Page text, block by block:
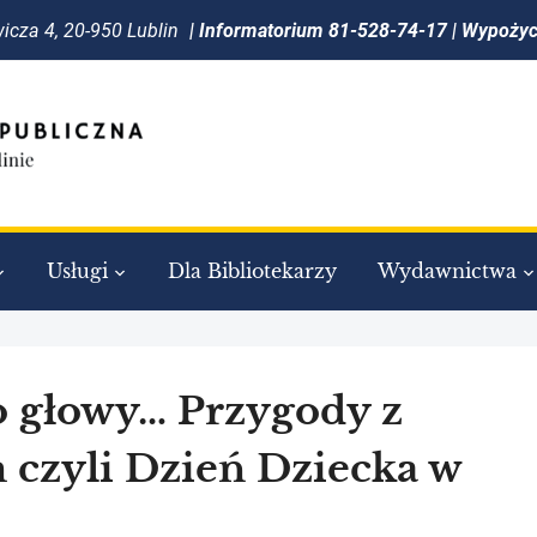
4, 20-950 Lublin | Informatorium 81-528-74-17 |
Usługi Dla Bibliotekarzy Wydawnictwa
Przygody z
czyli Dzień Dziecka w